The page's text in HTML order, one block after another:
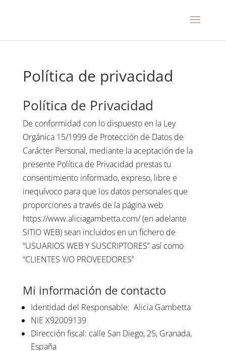
Política de privacidad
Política de Privacidad
De conformidad con lo dispuesto en la Ley
Orgánica 15/1999 de Protección de Datos de
Carácter Personal, mediante la aceptación de la
presente Política de Privacidad prestas tu
consentimiento informado, expreso, libre e
inequívoco para que los datos personales que
proporciones a través de la página web
https://www.aliciagambetta.com/ (en adelante
SITIO WEB) sean incluidos en un fichero de
“USUARIOS WEB Y SUSCRIPTORES” así como
“CLIENTES Y/O PROVEEDORES”
Mi información de contacto
Identidad del Responsable: Alicia Gambetta
NIE X92009139
Dirección fiscal: calle San Diego, 25, Granada,
España